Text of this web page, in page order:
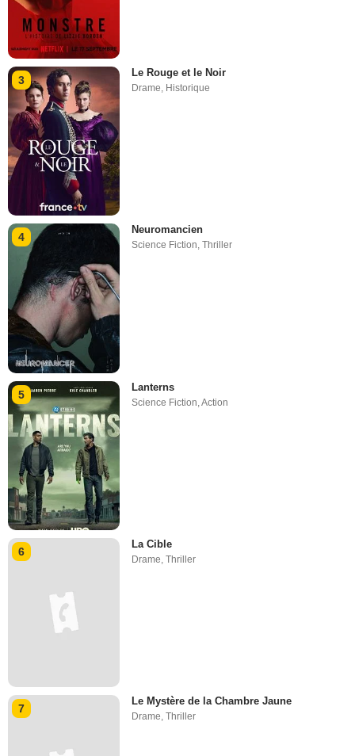
3
Le Rouge et le Noir
Drame, Historique
4
Neuromancien
Science Fiction,Thriller
5
Lanterns
Science Fiction ,Action
6
La Cible
Drame,Thriller
7
Le Mystère de la Chambre Jaune
Drame,Thriller